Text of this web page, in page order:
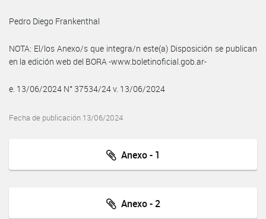
Pedro Diego Frankenthal
NOTA: El/los Anexo/s que integra/n este(a) Disposición se publican
en la edición web del BORA -www.boletinoficial.gob.ar-
e. 13/06/2024 N° 37534/24 v. 13/06/2024
Fecha de publicación 13/06/2024
Anexo - 1
Anexo - 2